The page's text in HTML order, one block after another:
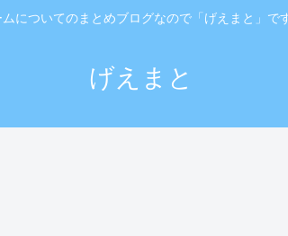
についてのまとめブログなので「げえまと」です
げえまと